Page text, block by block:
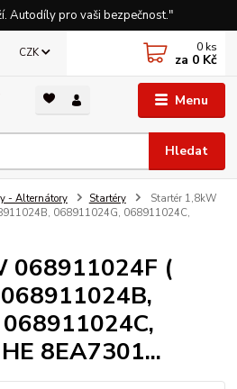
Autodíly pro vaši bezpečnost."
Menu
CZK
Hledat
0 ks
za 0 Kč
- Alternátory Startéry
Startér 1,8kW
068911024G, 068911024C,
068911024F (
8EA7301...